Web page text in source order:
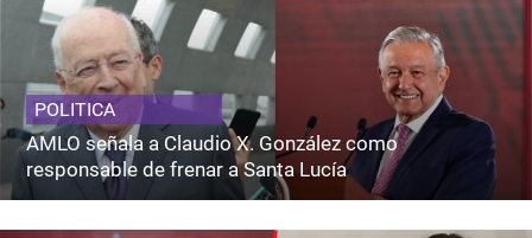
POLITICA
AMLO señala a Claudio X. González como
responsable de frenar a Santa Lucía